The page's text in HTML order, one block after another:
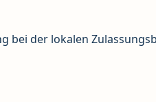
bei der lokalen